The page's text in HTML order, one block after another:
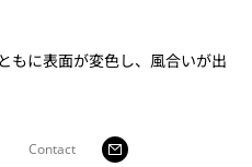
もに表面が変色し、風合いが出
Contact